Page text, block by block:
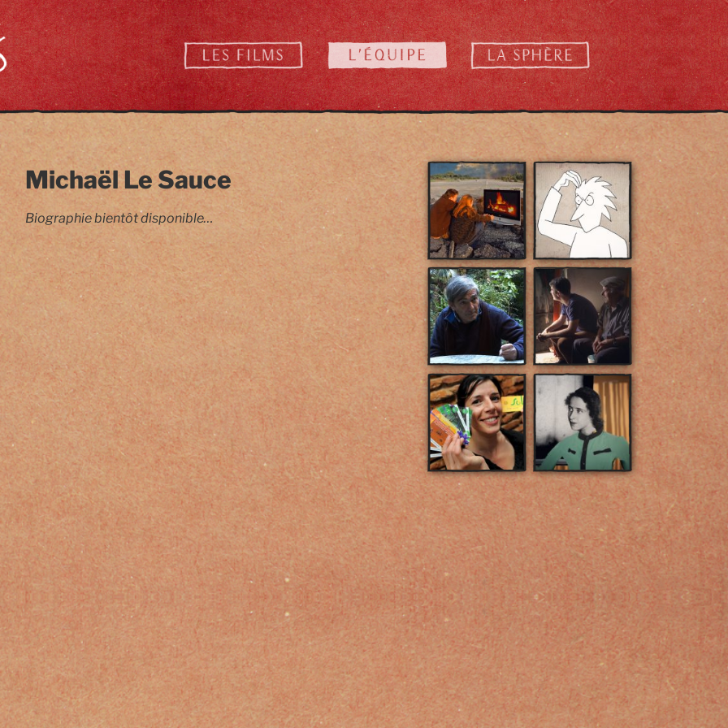
Michaël Le Sauce
Image / Mixage / Réalisation / Son
Biographie bientôt disponible…